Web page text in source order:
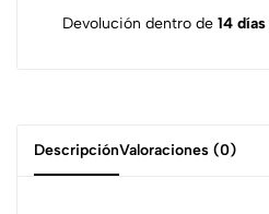
Devolución dentro de 14 días
DescripciónValoraciones (0)